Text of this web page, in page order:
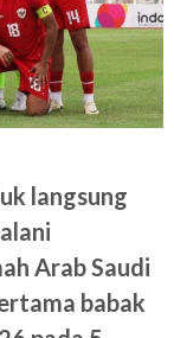
langsung
Arab Saudi
babak